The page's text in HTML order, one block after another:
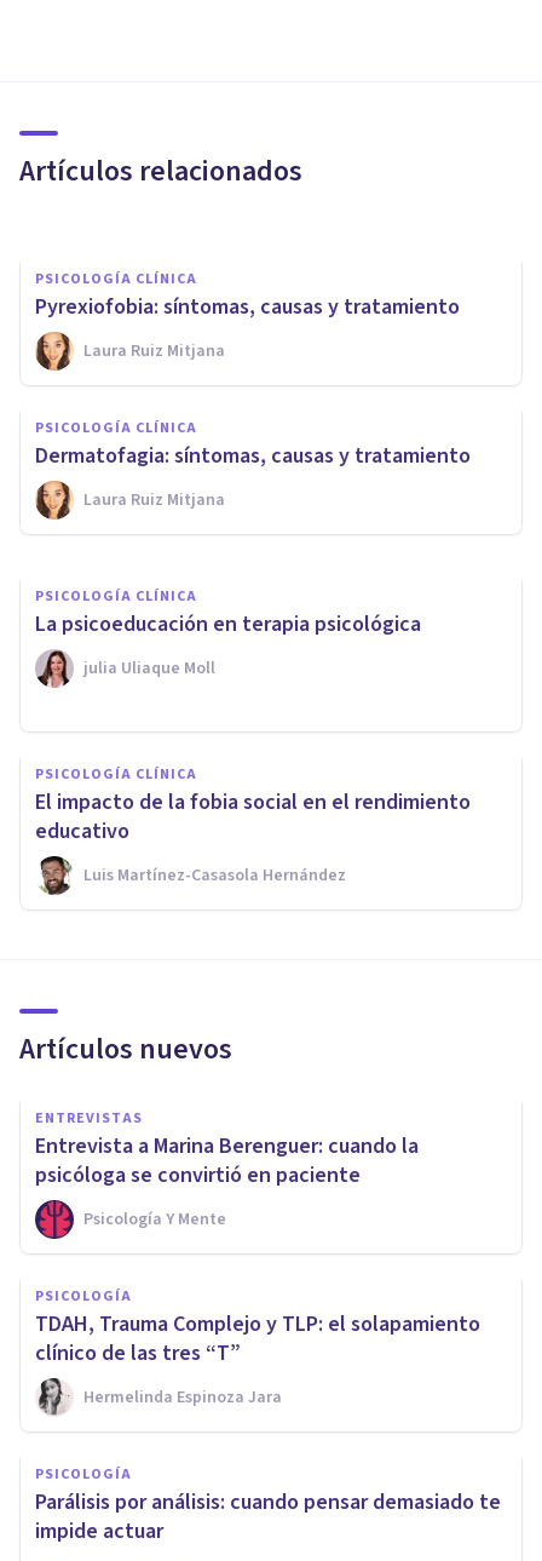
Artículos relacionados
y tratamiento
PSICOLOGÍA CLÍNICA
Pyrexiofobia: síntomas, causas y tratamiento
Laura Ruiz Mitjana
PSICOLOGÍA CLÍNICA
Dermatofagia: síntomas, causas y tratamiento
Laura Ruiz Mitjana
PSICOLOGÍA CLÍNICA
Ictiofobia (fobia a los peces):
síntomas, causas y tratamiento
Isabel Rovira Salvador
PSICOLOGÍA CLÍNICA
La psicoeducación en terapia psicológica
​julia Uliaque Moll
PSICOLOGÍA CLÍNICA
El impacto de la fobia social en el rendimiento
educativo
Luis Martínez-Casasola Hernández
Artículos nuevos
ENTREVISTAS
Entrevista a Marina Berenguer: cuando la
psicóloga se convirtió en paciente
Psicología Y Mente
PSICOLOGÍA
TDAH, Trauma Complejo y TLP: el solapamiento
clínico de las tres “T”
Hermelinda Espinoza Jara
PSICOLOGÍA
Parálisis por análisis: cuando pensar demasiado te
impide actuar